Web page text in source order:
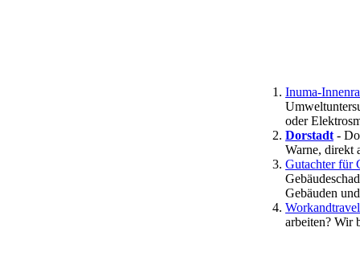
Inuma-
oder
Dorstadt -
Warne, direkt
Gutachter für
Gebäuden
arbeiten? Wir